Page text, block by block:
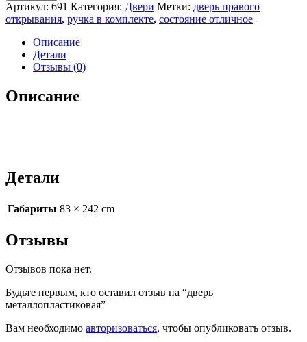
Артикул: 691 Категория: Двери Метки: дверь правого
открывания, ручка в комплекте, состояние отличное
Описание
Детали
Отзывы (0)
Описание
Детали
Габариты 83 × 242 cm
Отзывы
Отзывов пока нет.
Будьте первым, кто оставил отзыв на “дверь
металлопластиковая”
Вам необходимо авторизоваться, чтобы опубликовать отзыв.